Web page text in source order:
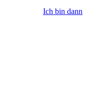
Ich bin dann